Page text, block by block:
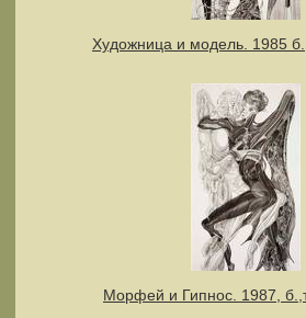
Художница и модель. 1985
Морфей и Гипнос. 1987,